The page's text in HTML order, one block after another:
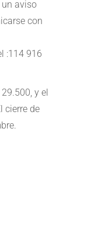
aviso
con
:114 916
y el
cierre de